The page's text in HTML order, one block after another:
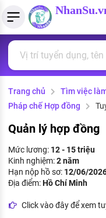
Tìm việc làm
Việc làm ngành luật
Việc làm tốt nhất
CÔNG TY
Danh sách nhà
Quản lý CV
Tải CV lên
MẪU CV THEO STYLE
Mẫu CV đơn giản
Mẫu CV hiện đại
Tính lương Gross -
Tính thuế thu nhập
PHÁP LUẬT VIỆT NAM
Văn bản pháp luật
Chính sách mới
PHÁP LUẬT LAO ĐỘNG
Lao động và tiền
Bảo hiểm và phúc lợi
Thuế thu nhập
Trang chủ Tìm việc
Pháp chế Hợp đồng
Quản lý hợp đồng
Mức lương: 12 - 15 triệu
Kinh nghiệm:2 năm
Hạn nộp hồ sơ: 12/06/
Địa điểm:Hồ Chí Minh
Click vào đây để xem